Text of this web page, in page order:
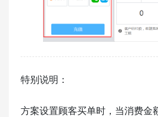
特别说明：
方案设置顾客买单时，当消费金